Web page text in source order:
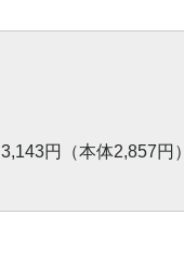
3,143円（本体2,857円）